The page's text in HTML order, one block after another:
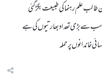
علم رہنما کی طبیعت بگڑ گئی
سب سے بڑی تعداد بھارتیوں کی ہے
خاندانوں پر حملہ